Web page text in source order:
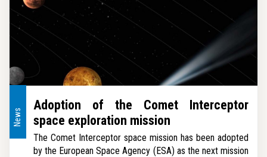
News
Adoption of the Comet Interceptor
space exploration mission
The Comet Interceptor space mission has been adopted
by the European Space Agency (ESA) as the next mission